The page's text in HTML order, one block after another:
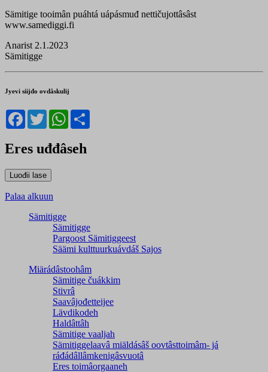
Sämitige tooimân puáhtá uápásmuđ nettičujottâsâst
www.samediggi.fi
Anarist 2.1.2023
Sämitigge
Jyevi siijđo ovdâskulij
Facebook
TwitterWhatsApp
Eres uđđâseh
Palaa alkuun
Sämitigge
Sämitigge
Pargoost Sämitiggeest
Säämi kulttuurkuávdáš Sajos
Miärádâstoohâm
Sämitige čuákkim
Stivrâ
Saavâjođetteijee
Lävdikodeh
Haldâttâh
Sämitige vaaljah
Sämitiggelaavâ miäldásâš oovtâsttoimâm- já
ráđádâllâmkenigâsvuotâ
Eres toimâorgaaneh